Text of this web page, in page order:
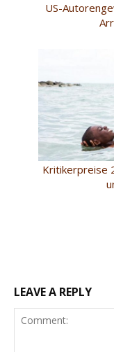
US-
Kritikerpreise
LEAVE A REPLY